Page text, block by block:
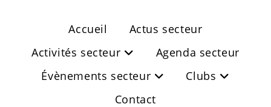
Accueil
Actus secteur
Activités secteur
Agenda secteur
Évènements secteur
Clubs
Contact